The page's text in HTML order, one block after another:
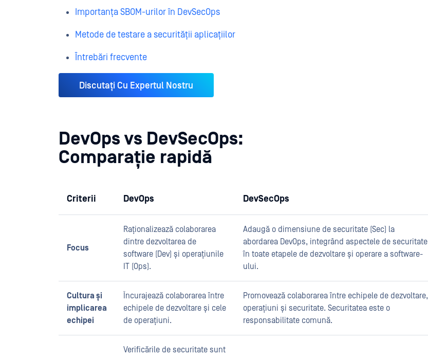
Importanța SBOM-urilor în DevSecOps
Metode de testare a securității aplicațiilor
Întrebări frecvente
Discutați Cu Expertul Nostru
DevOps vs DevSecOps:
Comparație rapidă
Criterii DevOps DevSecOps
Focus
Raționalizează colaborarea
dintre dezvoltarea de
software (Dev) și operațiunile
IT (Ops).
Adaugă o dimensiune de securitate (Sec) la
abordarea DevOps, integrând aspectele de securitate
în toate etapele de dezvoltare și operare a software-
ului.
Cultura și
implicarea
echipei
Încurajează colaborarea între
echipele de dezvoltare și cele
de operațiuni.
Promovează colaborarea între echipele de dezvoltare,
operațiuni și securitate. Securitatea este o
responsabilitate comună.
Verificările de securitate sunt